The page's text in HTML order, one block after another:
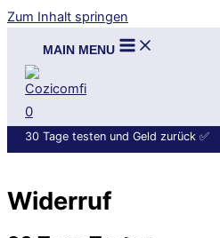
Zum Inhalt springen
MAIN MENU
0
30 Tage testen und Geld zurück ✅
Widerruf